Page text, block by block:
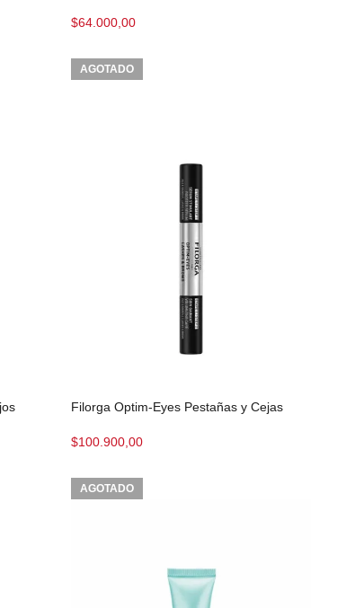
$64.000,00
AGOTADO
Filorga Optim-Eyes Pestañas y Cejas
$100.900,00
AGOTADO